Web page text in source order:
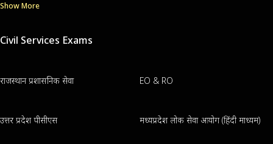
Show More
Civil Services Exams
राजस्थान प्रशासनिक सेवा EO & RO
उत्तर प्रदेश पीसीएस मध्यप्रदेश लोक सेवा आयोग (हिंदी माध्यम)